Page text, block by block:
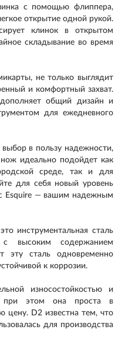
с помощью флиппера,
открытие одной рукой.
клинок в открытом
складывание во время
не только выглядит
и комфортный захват.
общий дизайн и
для ежедневного
в пользу надежности,
идеально подойдет как
среде, так и для
для себя новый уровень
Esquire — вашим надежным
инструментальная сталь
с высоким содержанием
эту сталь одновременно
к коррозии.
износостойкостью и
при этом она проста в
цену. D2 известна тем, что
для производства